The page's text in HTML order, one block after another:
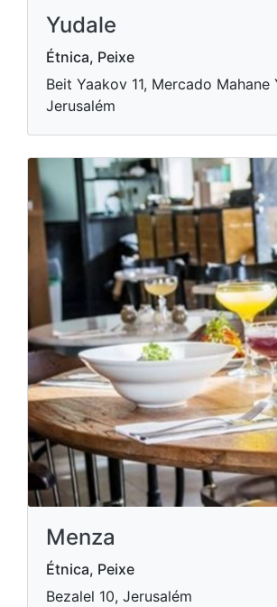
Yudale
Étnica, Peixe
Beit Yaakov 11, Mercado Mahane
Jerusalém
Menza
Étnica, Peixe
Bezalel 10, Jerusalém